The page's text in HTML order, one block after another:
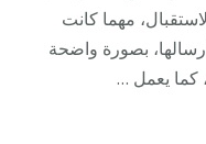
مهما كانت
بصورة واضحة
كما يعمل …